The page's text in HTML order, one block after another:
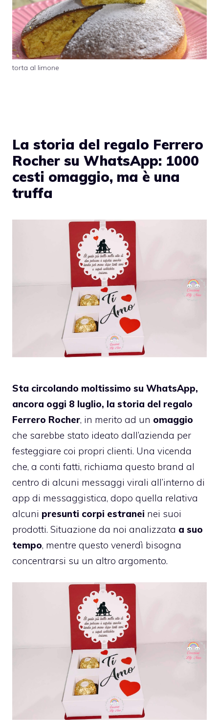
torta al limone
La storia del regalo Ferrero
Rocher su WhatsApp: 1000
cesti omaggio, ma è una
truffa
Sta circolando moltissimo su WhatsApp,
ancora oggi 8 luglio, la storia del regalo
Ferrero Rocher, in merito ad un omaggio
che sarebbe stato ideato dall’azienda per
festeggiare coi propri clienti. Una vicenda
che, a conti fatti, richiama questo brand al
centro di alcuni messaggi virali all’interno di
app di messaggistica, dopo quella relativa
alcuni presunti corpi estranei nei suoi
prodotti. Situazione da noi analizzata a suo
tempo, mentre questo venerdì bisogna
concentrarsi su un altro argomento.